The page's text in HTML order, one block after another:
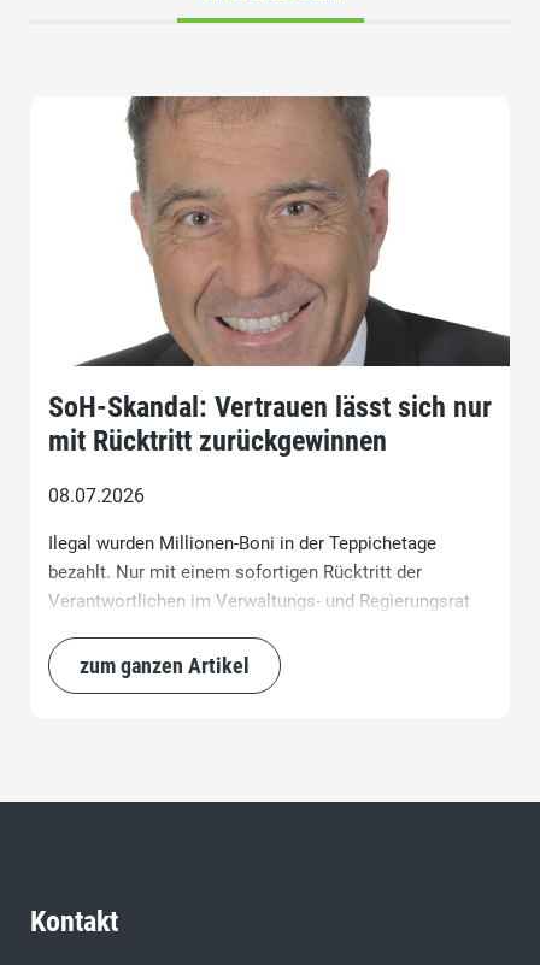
SoH-Skandal: Vertrauen lässt sich nur
mit Rücktritt zurückgewinnen
08.07.2026
Ilegal wurden Millionen-Boni in der Teppichetage
bezahlt. Nur mit einem sofortigen Rücktritt der
Verantwortlichen im Verwaltungs- und Regierungsrat
Interessenkonflikt und die Solothurner als Eigentümer
der SoH AG können das verloren gegangene Vertrauen
zum ganzen Artikel
Kontakt